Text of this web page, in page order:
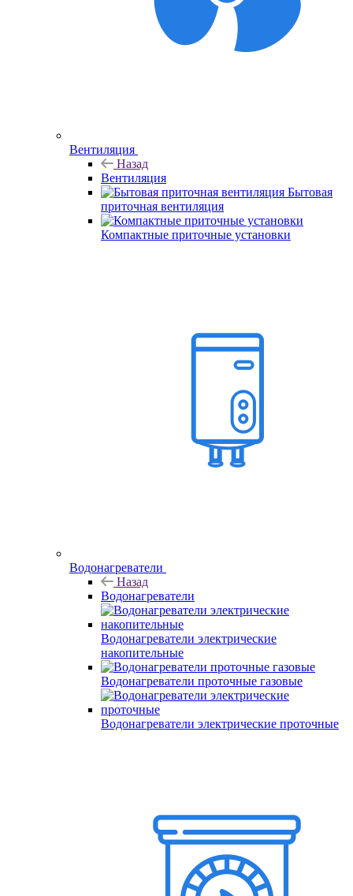
Вентиляция
Назад
Вентиляция
Бытовая
приточная вентиляция
Компактные приточные установки
Водонагреватели
Назад
Водонагреватели
Водонагреватели электрические
накопительные
Водонагреватели проточные газовые
Водонагреватели электрические проточные